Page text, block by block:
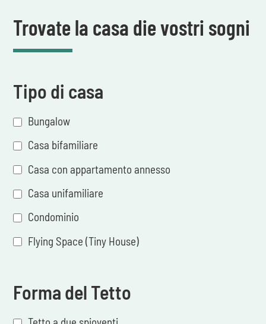
Trovate la casa die vostri sogni
Tipo di casa
Bungalow
Casa bifamiliare
Casa con appartamento annesso
Casa unifamiliare
Condominio
Flying Space (Tiny House)
Forma del Tetto